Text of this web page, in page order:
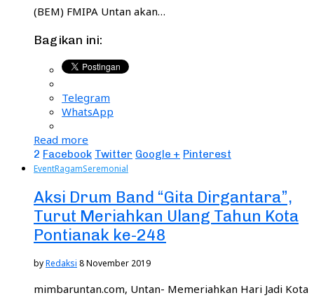
(BEM) FMIPA Untan akan…
Bagikan ini:
Telegram
WhatsApp
Read more
2 Facebook Twitter Google + Pinterest
EventRagamSeremonial
Aksi Drum Band “Gita Dirgantara”,
Turut Meriahkan Ulang Tahun Kota
Pontianak ke-248
byRedaksi 8 November 2019
mimbaruntan.com, Untan- Memeriahkan Hari Jadi Kota